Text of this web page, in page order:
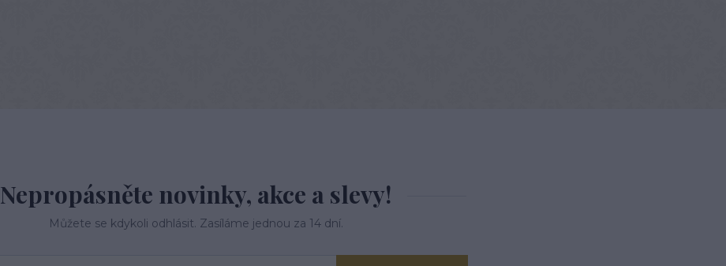
Nepropásněte novinky, akce a slevy!
Můžete se kdykoli odhlásit. Zasíláme jednou za 14 dní.